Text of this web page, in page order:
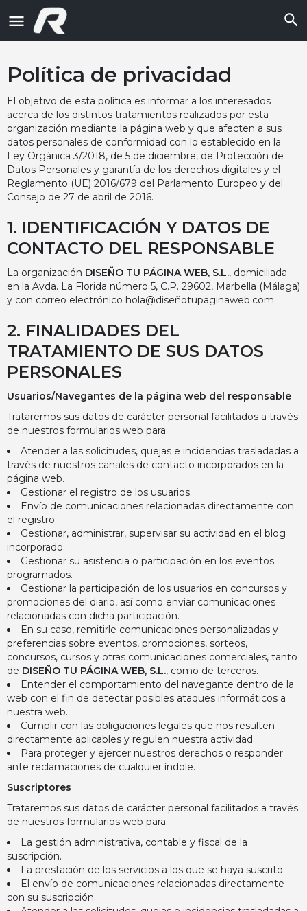
Política de privacidad
El objetivo de esta política es informar a los interesados
acerca de los distintos tratamientos realizados por esta
organización mediante la página web y que afecten a sus
datos personales de conformidad con lo establecido en la
Ley Orgánica 3/2018, de 5 de diciembre, de Protección de
Datos Personales y garantía de los derechos digitales y el
Reglamento (UE) 2016/679 del Parlamento Europeo y del
Consejo de 27 de abril de 2016.
1. IDENTIFICACIÓN Y DATOS DE
CONTACTO DEL RESPONSABLE
La organización DISEÑO TU PÁGINA WEB, S.L., domiciliada
en la Avda. La Florida número 5, C.P. 29602, Marbella (Málaga)
y con correo electrónico hola@diseñotupaginaweb.com.
2. FINALIDADES DEL
TRATAMIENTO DE SUS DATOS
PERSONALES
Usuarios/Navegantes de la página web del responsable
Trataremos sus datos de carácter personal facilitados a través
de nuestros formularios web para:
Atender a las solicitudes, quejas e incidencias trasladadas a
través de nuestros canales de contacto incorporados en la
página web.
Gestionar el registro de los usuarios.
Envío de comunicaciones relacionadas directamente con
el registro.
Gestionar, administrar, supervisar su actividad en el blog
incorporado.
Gestionar su asistencia o participación en los eventos
programados.
Gestionar la participación de los usuarios en concursos y
promociones del diario, así como enviar comunicaciones
relacionadas con dicha participación.
En su caso, remitirle comunicaciones personalizadas y
preferencias sobre eventos, promociones, sorteos,
concursos, cursos y otras comunicaciones comerciales, tanto
de DISEÑO TU PÁGINA WEB, S.L., como de terceros.
Entender el comportamiento del navegante dentro de la
web con el fin de detectar posibles ataques informáticos a
nuestra web.
Cumplir con las obligaciones legales que nos resulten
directamente aplicables y regulen nuestra actividad.
Para proteger y ejercer nuestros derechos o responder
ante reclamaciones de cualquier índole.
Suscriptores
Trataremos sus datos de carácter personal facilitados a través
de nuestros formularios web para:
La gestión administrativa, contable y fiscal de la
suscripción.
La prestación de los servicios a los que se haya suscrito.
El envío de comunicaciones relacionadas directamente
con su suscripción.